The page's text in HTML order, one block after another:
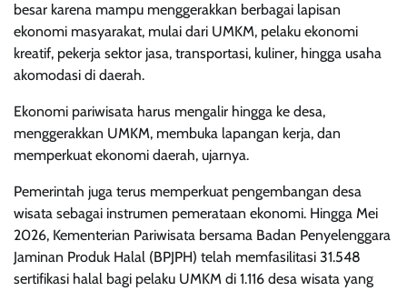
besar karena mampu menggerakkan berbagai lapisan
ekonomi masyarakat, mulai dari UMKM, pelaku ekonomi
kreatif, pekerja sektor jasa, transportasi, kuliner, hingga usaha
akomodasi di daerah.
Ekonomi pariwisata harus mengalir hingga ke desa,
menggerakkan UMKM, membuka lapangan kerja, dan
memperkuat ekonomi daerah, ujarnya.
Pemerintah juga terus memperkuat pengembangan desa
wisata sebagai instrumen pemerataan ekonomi. Hingga Mei
2026, Kementerian Pariwisata bersama Badan Penyelenggara
Jaminan Produk Halal (BPJPH) telah memfasilitasi 31.548
sertifikasi halal bagi pelaku UMKM di 1.116 desa wisata yang